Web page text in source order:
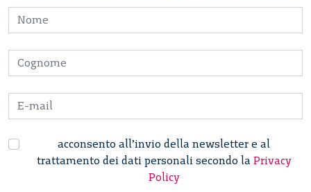
acconsento all’invio della newsletter e al
trattamento dei dati personali secondo la Privacy
Policy